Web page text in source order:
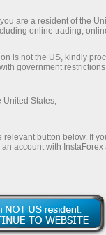
مع
عروض ترويجية وعروض خاصة أخرى.
في
are a resident of the
online trading,
is not the US, kindly
government
United States;
button below. If
account with InstaForex